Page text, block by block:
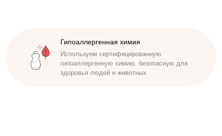
Доступная стоимость
Удобные способы оплаты. Наличный,
безналичный расчет. Работаем по договору